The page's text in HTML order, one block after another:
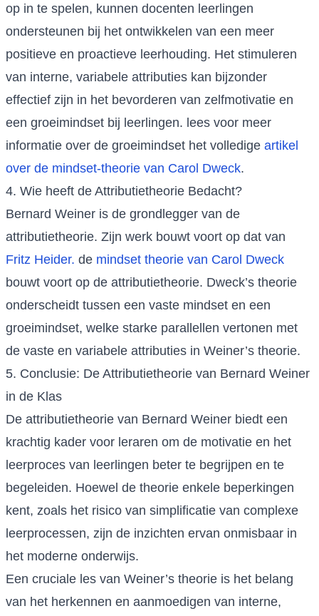
op in te spelen, kunnen docenten leerlingen
ondersteunen bij het ontwikkelen van een meer
positieve en proactieve leerhouding. Het stimuleren
van interne, variabele attributies kan bijzonder
effectief zijn in het bevorderen van zelfmotivatie en
een groeimindset bij leerlingen. lees voor meer
informatie over de groeimindset het volledige artikel
over de mindset-theorie van Carol Dweck.
4. Wie heeft de Attributietheorie Bedacht?
Bernard Weiner is de grondlegger van de
attributietheorie. Zijn werk bouwt voort op dat van
Fritz Heider. de mindset theorie van Carol Dweck
bouwt voort op de attributietheorie. Dweck’s theorie
onderscheidt tussen een vaste mindset en een
groeimindset, welke starke parallellen vertonen met
de vaste en variabele attributies in Weiner’s theorie.
5. Conclusie: De Attributietheorie van Bernard Weiner
in de Klas
De attributietheorie van Bernard Weiner biedt een
krachtig kader voor leraren om de motivatie en het
leerproces van leerlingen beter te begrijpen en te
begeleiden. Hoewel de theorie enkele beperkingen
kent, zoals het risico van simplificatie van complexe
leerprocessen, zijn de inzichten ervan onmisbaar in
het moderne onderwijs.
Een cruciale les van Weiner’s theorie is het belang
van het herkennen en aanmoedigen van interne,